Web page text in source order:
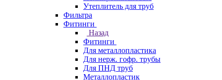
Утеплитель для труб
Фильтра
Фитинги
Назад
Фитинги
Для металлопластика
Для нерж. гофр. трубы
Для ПНД труб
Металлопластик